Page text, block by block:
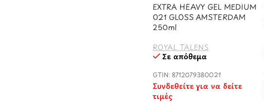
EXTRA HEAVY GEL MEDIUM
021 GLOSS AMSTERDAM
250ml
ROYAL TALENS
Σε απόθεμα
GTIN: 8712079380021
Συνδεθείτε για να δείτε
τιμές